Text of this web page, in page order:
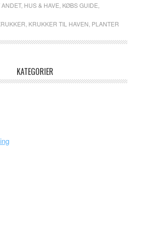
, HUS & HAVE KØBS GUIDE
KRUKKER TIL HAVEN PLANTER
KATEGORIER